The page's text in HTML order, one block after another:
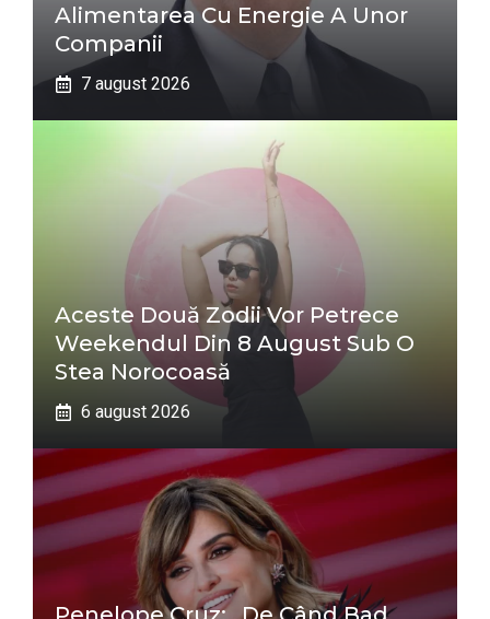
Alimentarea Cu Energie A Unor
Companii
7 august 2026
Aceste Două Zodii Vor Petrece
Weekendul Din 8 August Sub O
Stea Norocoasă
6 august 2026